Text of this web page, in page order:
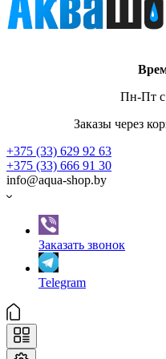
Пн-Пт с
Заказы через
+375 (33) 629 92 63
+375 (33) 666 91 30
info@aqua-shop.by
Заказать звонок
Telegram